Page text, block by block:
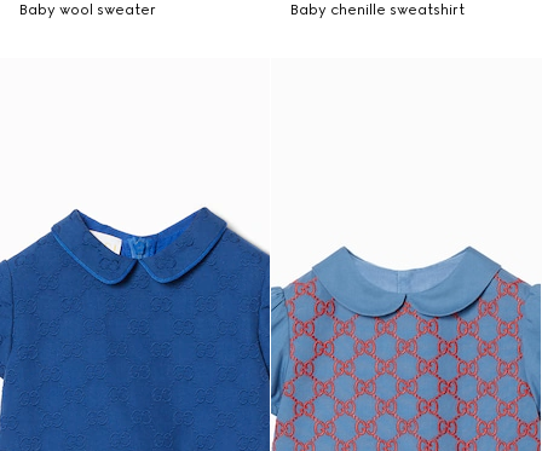
Baby wool sweater Baby chenille sweatshirt